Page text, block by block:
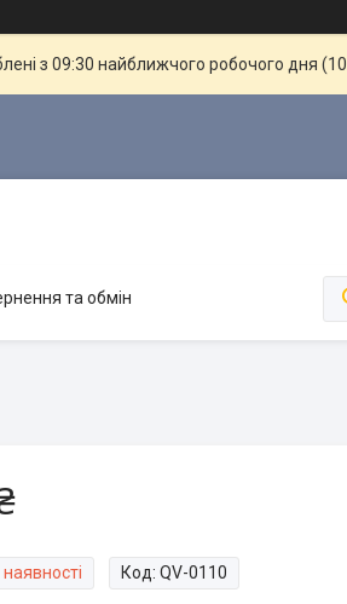
з 09:30 найближчого робочого дня
та обмін
Код: QV-0110